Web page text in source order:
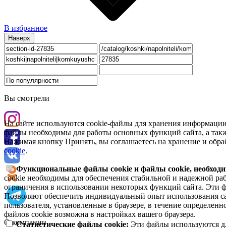
В избранное
Наверх
Вы смотрели
На сайте используются cookie-файлы для хранения
файлы необходимы для работы основных функций сайта, а
Нажимая кнопку Принять, вы соглашаетесь на хранение и
cookie.
Функциональные файлы cookie и файлы cookie,
cookie необходимы для обеспечения стабильной и надежной
ограничения в использовании некоторых функций сайта. Эти
Позволяют обеспечить индивидуальный опыт использования
пользователя, установленные в браузере, в течение
файлов cookie возможна в настройках вашего браузера.
Статистические файлы cookie: Эти файлы используются
О компании